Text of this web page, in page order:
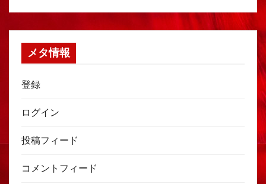
メタ情報
登録
ログイン
投稿フィード
コメントフィード